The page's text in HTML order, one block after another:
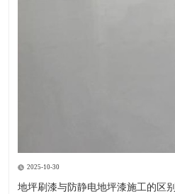
2025-10-30
地坪刷漆与防静电地坪漆施工的区别